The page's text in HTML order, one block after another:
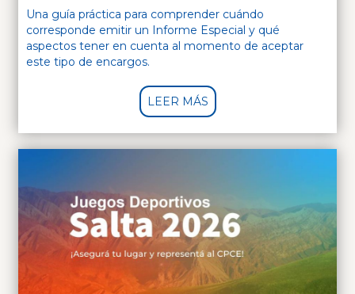
Una guía práctica para comprender cuándo
corresponde emitir un Informe Especial y qué
aspectos tener en cuenta al momento de aceptar
este tipo de encargos.
LEER MÁS